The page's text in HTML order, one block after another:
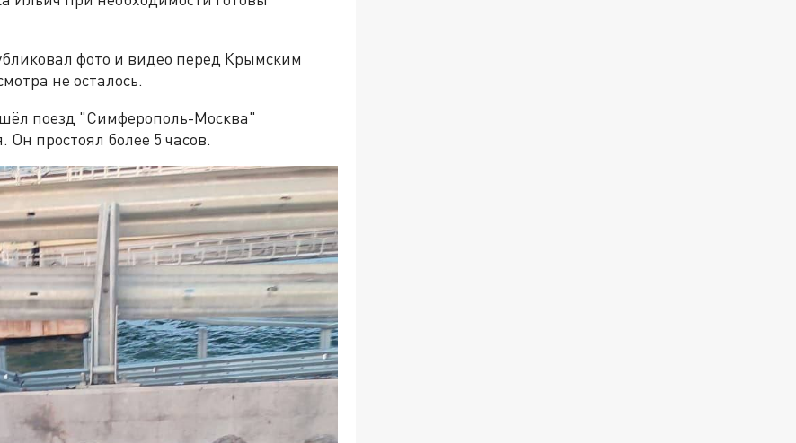
фото и видео перед Крымским
не осталось.
поезд "Симферополь-Москва"
Он простоял более 5 часов.